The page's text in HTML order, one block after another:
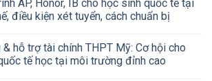
AP, Honor, IB cho học sinh quốc tế tại
điều kiện xét tuyển, cách chuẩn bị
hỗ trợ tài chính THPT Mỹ: Cơ hội cho
tế học tại môi trường đỉnh cao